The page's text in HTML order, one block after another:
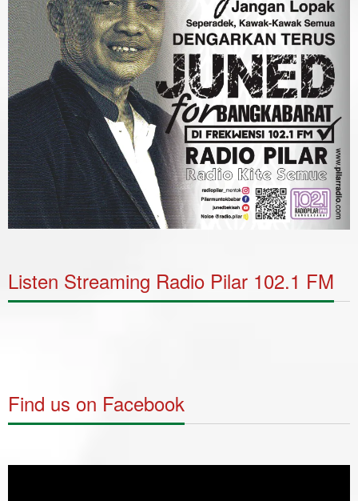
Listen Streaming Radio Pilar 102.1 FM
Find us on Facebook